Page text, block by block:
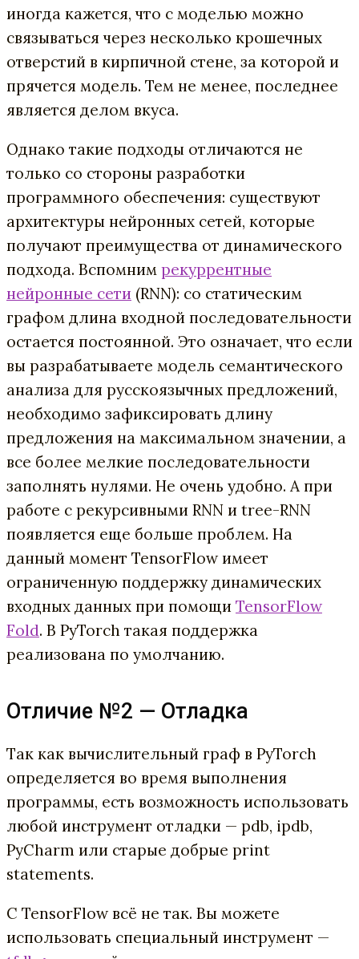
иногда кажется, что с моделью можно
связываться через несколько крошечных
отверстий в кирпичной стене, за которой и
прячется модель. Тем не менее, последнее
является делом вкуса.
Однако такие подходы отличаются не
только со стороны разработки
программного обеспечения: существуют
архитектуры нейронных сетей, которые
получают преимущества от динамического
подхода. Вспомним рекуррентные
нейронные сети (RNN): со статическим
графом длина входной последовательности
остается постоянной. Это означает, что если
вы разрабатываете модель семантического
анализа для русскоязычных предложений,
необходимо зафиксировать длину
предложения на максимальном значении, а
все более мелкие последовательности
заполнять нулями. Не очень удобно. А при
работе с рекурсивными RNN и tree-RNN
появляется еще больше проблем. На
данный момент TensorFlow имеет
ограниченную поддержку динамических
входных данных при помощи TensorFlow
Fold. В PyTorch такая поддержка
реализована по умолчанию.
Отличие №2 — Отладка
Так как вычислительный граф в PyTorch
определяется во время выполнения
программы, есть возможность использовать
любой инструмент отладки — pdb, ipdb,
PyCharm или старые добрые print
statements.
С TensorFlow всё не так. Вы можете
использовать специальный инструмент —